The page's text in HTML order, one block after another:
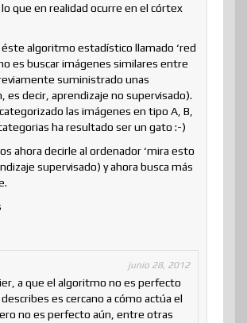
que en realidad ocurre en el córtex
éste algoritmo estadístico llamado ‘red
es buscar imágenes similares entre
suministrado unas
es decir, aprendizaje no supervisado).
las imágenes en tipo A, B,
ha resultado ser un gato :-)
ahora decirle al ordenador ‘mira esto
supervisado) y ahora busca más
junio 28, 2012
a que el algoritmo no es perfecto
es cercano a cómo actúa el
no es perfecto aún, entre otras